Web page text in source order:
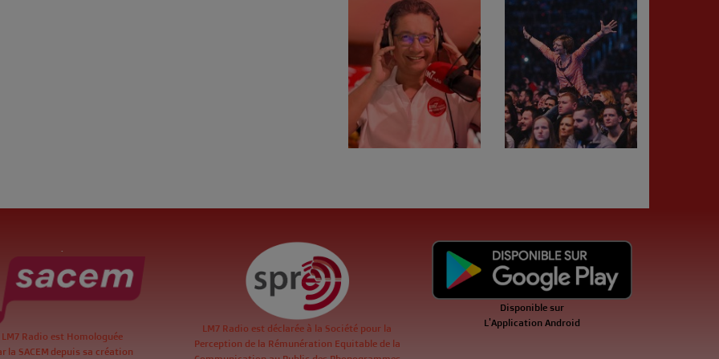
LM7 Radio est Homologuée
la SACEM depuis sa création
LM7 Radio est déclarée à la Société pour la
Perception de la Rémunération Equitable de la
Disponible sur
L'Application Android